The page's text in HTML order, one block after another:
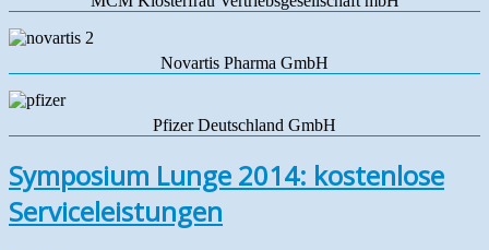
Novartis Pharma GmbH
Pfizer Deutschland GmbH
Symposium Lunge 2014: kostenlose
Serviceleistungen